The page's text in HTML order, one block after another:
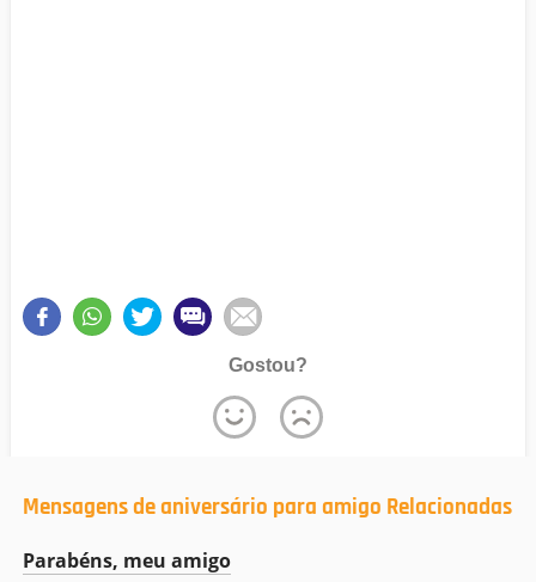
Gostou?
Mensagens de aniversário para amigo Relacionadas
Parabéns, meu amigo